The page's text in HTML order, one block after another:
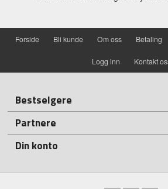
Forside Bli kunde Om oss Betaling
Logg inn Kontakt
Bestselgere
Partnere
Din konto